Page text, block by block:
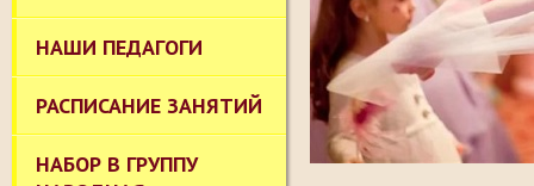
НАШИ ПЕДАГОГИ
РАСПИСАНИЕ ЗАНЯТИЙ
НАБОР В ГРУППУ